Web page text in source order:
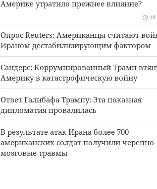
Америке утратило прежнее влияние?
Опрос Reuters: Американцы считают
Ираном дестабилизирующим фактором
Сандерс: Коррумпированный Трамп
Америку в катастрофическую войну
Ответ Галибафа Трампу: Эта показная
дипломатия провалилась
В результате атак Ирана более 700
американских солдат получили черепно-
мозговые травмы